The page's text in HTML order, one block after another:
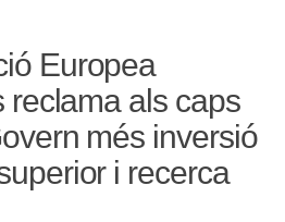
Europea
reclama als caps
més inversió
i recerca